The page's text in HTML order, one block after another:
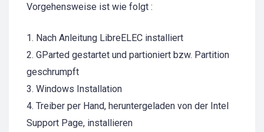
Vorgehensweise ist wie folgt :
1. Nach Anleitung LibreELEC installiert
2. GParted gestartet und partioniert bzw. Partition
geschrumpft
3. Windows Installation
4. Treiber per Hand, heruntergeladen von der Intel
Support Page, installieren